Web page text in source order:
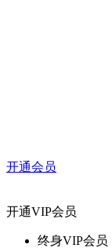
开通会员
开通VIP会员
终身VIP会员